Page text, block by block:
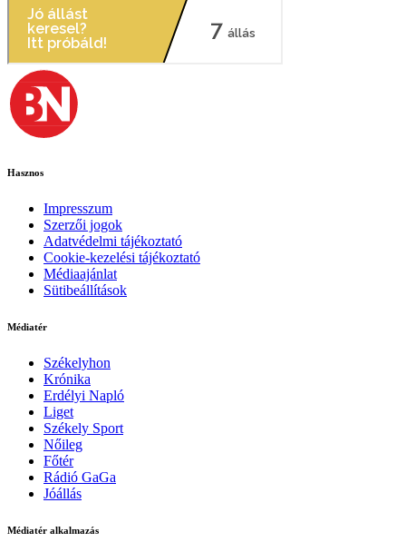
Hasznos
Impresszum
Szerzői jogok
Adatvédelmi tájékoztató
Cookie-kezelési tájékoztató
Médiaajánlat
Sütibeállítások
Médiatér
Székelyhon
Krónika
Erdélyi Napló
Liget
Székely Sport
Nőileg
Főtér
Rádió GaGa
Jóállás
Médiatér alkalmazás